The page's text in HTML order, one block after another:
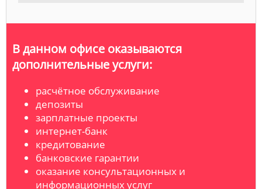
В данном офисе оказываются
дополнительные услуги:
расчётное обслуживание
депозиты
зарплатные проекты
интернет-банк
кредитование
банковские гарантии
оказание консультационных и
информационных услуг